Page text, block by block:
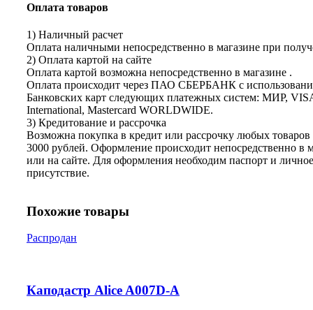
Оплата товаров
1) Наличный расчет
Оплата наличными непосредственно в магазине при
2) Оплата картой на сайте
Оплата картой возможна непосредственно в магазине .
Оплата происходит через ПАО СБЕРБАНК с
Банковских карт следующих платежных систем: МИР,
International, Mastercard WORLDWIDE.
3) Кредитование и рассрочка
Возможна покупка в кредит или рассрочку любых
3000 рублей. Оформление происходит непосредственно в
или на сайте. Для оформления необходим паспорт и личное
присутствие.
Похожие товары
Распродан
Каподастр Alice A007D-A